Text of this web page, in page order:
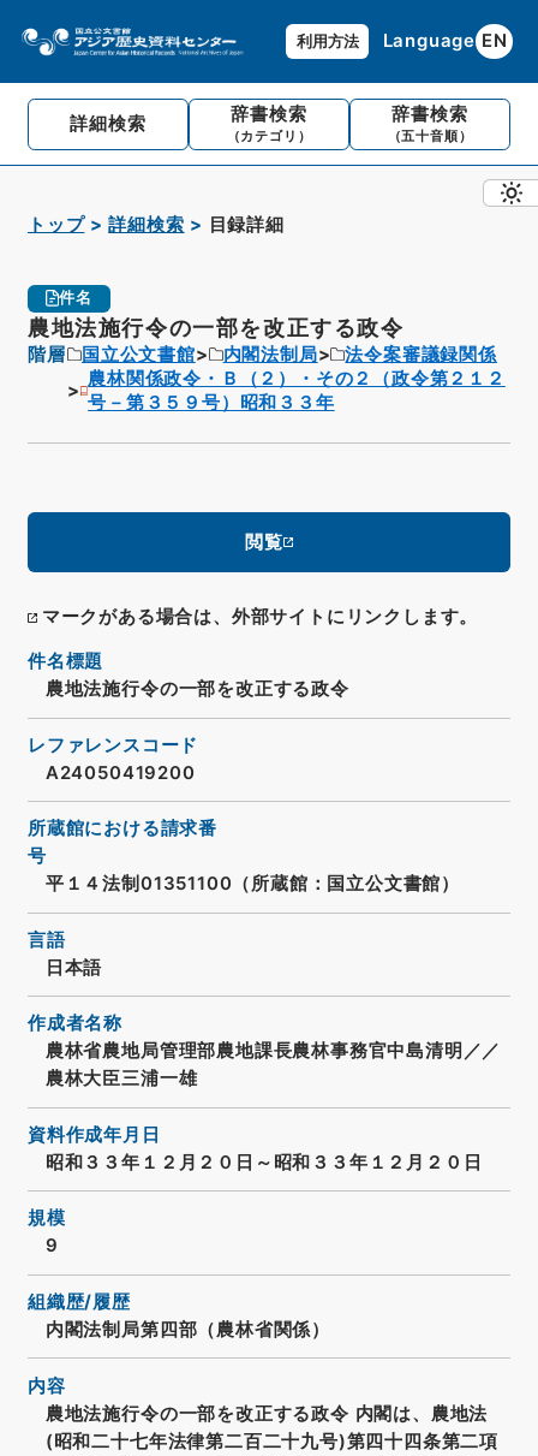
利用方法 Language EN
詳細検索 辞書検索
（カテゴリ）
辞書検索
（五十音順）
トップ 詳細検索 目録詳細
件名
農地法施行令の一部を改正する政令
階層 国立公文書館 内閣法制局
法令案審議録関係
農林関係政令・Ｂ（２）・その２（政令第２１２
号－第３５９号）昭和３３年
閲覧
マークがある場合は、外部サイトにリンクします。
件名標題
農地法施行令の一部を改正する政令
レファレンスコード
A24050419200
所蔵館における請求番
号
平１４法制01351100（所蔵館：国立公文書館）
言語
日本語
作成者名称
農林省農地局管理部農地課長農林事務官中島清明／／
農林大臣三浦一雄
資料作成年月日
昭和３３年１２月２０日～昭和３３年１２月２０日
規模
9
組織歴/履歴
内閣法制局第四部（農林省関係）
内容
農地法施行令の一部を改正する政令 内閣は、農地法
(昭和二十七年法律第二百二十九号)第四十四条第二項